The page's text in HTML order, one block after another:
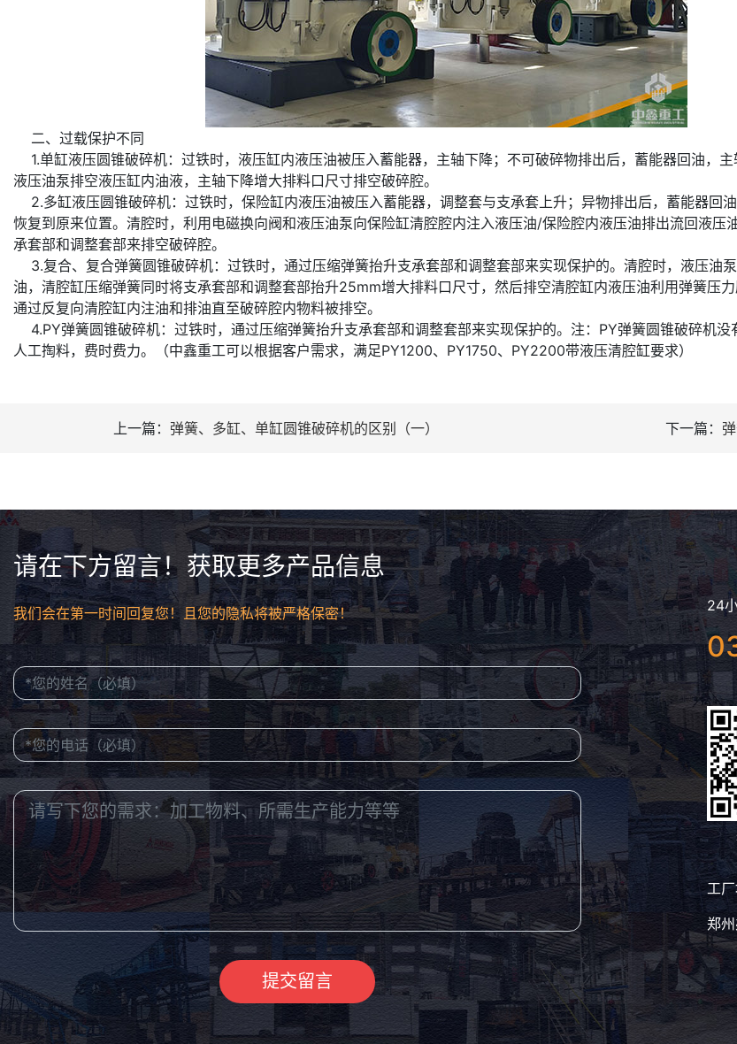
二、过载保护不同
1.单缸液压圆锥破碎机：过铁时，液压缸内液压油被压入蓄能器，主轴下降；不可破碎物排出后，蓄能器回油，主
液压油泵排空液压缸内油液，主轴下降增大排料口尺寸排空破碎腔。
2.多缸液压圆锥破碎机：过铁时，保险缸内液压油被压入蓄能器，调整套与支承套上升；异物排出后，蓄能器回
恢复到原来位置。清腔时，利用电磁换向阀和液压油泵向保险缸清腔腔内注入液压油/保险腔内液压油排出流回液压
承套部和调整套部来排空破碎腔。
3.复合、复合弹簧圆锥破碎机：过铁时，通过压缩弹簧抬升支承套部和调整套部来实现保护的。清腔时，液压油
油，清腔缸压缩弹簧同时将支承套部和调整套部抬升25mm增大排料口尺寸，然后排空清腔缸内液压油利用弹簧压力
通过反复向清腔缸内注油和排油直至破碎腔内物料被排空。
4.PY弹簧圆锥破碎机：过铁时，通过压缩弹簧抬升支承套部和调整套部来实现保护的。注：PY弹簧圆锥破碎机没
人工掏料，费时费力。（中鑫重工可以根据客户需求，满足PY1200、PY1750、PY2200带液压清腔缸要求）
上一篇： 弹簧、多缸、单缸圆锥破碎机的区别（一） 下一篇：
请在下方留言！获取更多产品信息
我们会在第一时间回复您！且您的隐私将被严格保密！ 24
工
郑